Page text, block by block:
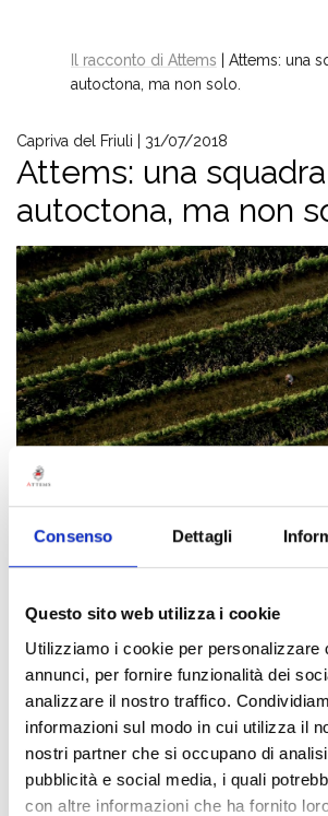
Consenso Dettagli
Questo sito web utilizza i cookie
Utilizziamo i cookie per personalizzare
annunci, per fornire funzionalità dei
analizzare il nostro traffico.
informazioni sul modo in cui utilizza il
nostri partner che si occupano di
pubblicità e social media, i quali
con altre informazioni che ha fornito
Il racconto di Attems | Attems: una
autoctona, ma non solo.
Capriva del Friuli | 31/07/2018
Attems: una squadra
autoctona, ma non
Appassionati ed esperti. Basterebbero
Tenuta Attems. Persone che, giorno dopo
meglio in cantina, con professionalità, cura
meglio di quei frutti e di quel lavoro, infatti,
nei vini Attems: autentica espressione di un
diversità.
Alla guida di un team affiatato troviamo il
Agrario Gianni Napolitano.